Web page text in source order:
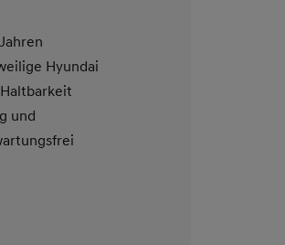
Hyundai
und